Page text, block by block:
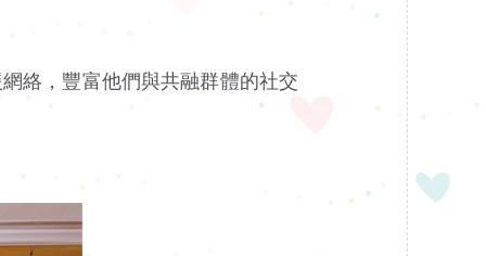
絡，豐富他們與共融群體的社交